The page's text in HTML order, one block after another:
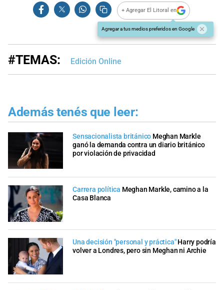
+ Agregar El Litoral en
Agregar a tus medios preferidos en Google
#TEMAS: Edición Online
Además tenés que leer:
Sensacionalista británico Meghan Markle
ganó la demanda contra un diario británico
por violación de privacidad
Carrera política Meghan Markle, camino a la
Casa Blanca
Una decisión "personal y práctica"Harry podría
volver a Londres, pero sin Meghan ni Archie